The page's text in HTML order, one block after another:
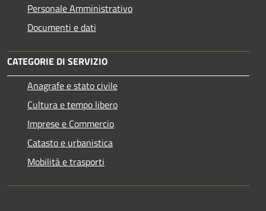
Personale Amministrativo
Documenti e dati
CATEGORIE DI SERVIZIO
Anagrafe e stato civile
Cultura e tempo libero
Imprese e Commercio
Catasto e urbanistica
Mobilità e trasporti